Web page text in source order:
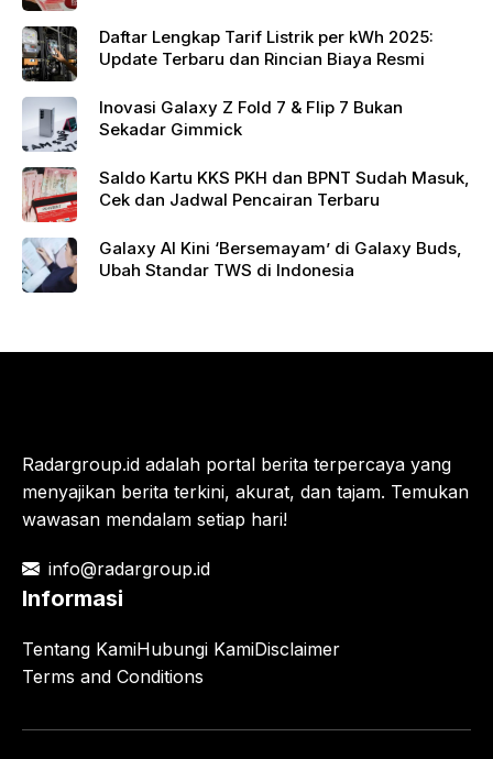
Daftar Lengkap Tarif Listrik per kWh 2025:
Update Terbaru dan Rincian Biaya Resmi
Inovasi Galaxy Z Fold 7 & Flip 7 Bukan
Sekadar Gimmick
Saldo Kartu KKS PKH dan BPNT Sudah Masuk,
Cek dan Jadwal Pencairan Terbaru
Galaxy AI Kini ‘Bersemayam’ di Galaxy Buds,
Ubah Standar TWS di Indonesia
Radargroup.id adalah portal berita terpercaya yang
menyajikan berita terkini, akurat, dan tajam. Temukan
wawasan mendalam setiap hari!
info@radargroup.id
Informasi
Tentang KamiHubungi KamiDisclaimer
Terms and Conditions